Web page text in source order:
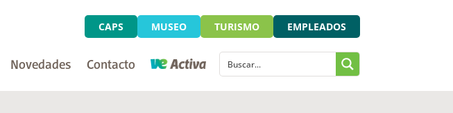
CAPS MUSEO TURISMO EMPLEADOS
Novedades Contacto